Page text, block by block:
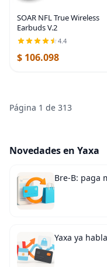
SOAR NFL True Wireless
Earbuds V.2
4.4
$ 106.098
Página 1 de 313
Novedades en Yaxa
Bre-B: paga
Yaxa ya